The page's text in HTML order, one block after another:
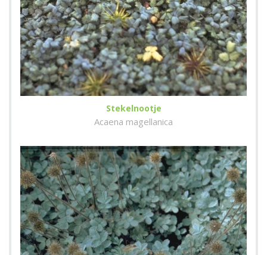
Stekelnootje
Acaena magellanica